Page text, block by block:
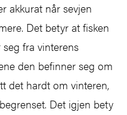
akkurat når sevjen
Det betyr at fisken
fra vinterens
den befinner seg om
det hardt om vinteren,
Det igjen bety